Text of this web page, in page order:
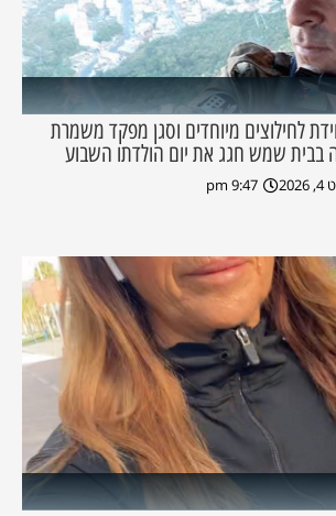
לחילוצים מיוחדים וסגן מפקד משמרת
בבית שמש חגג את יום הולדתו השבוע
9:47 pm